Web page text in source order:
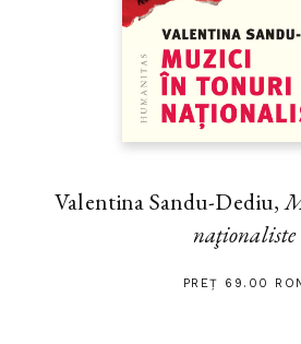
Valentina Sandu-Dediu,
naţionaliste
PREȚ 69.00 RON